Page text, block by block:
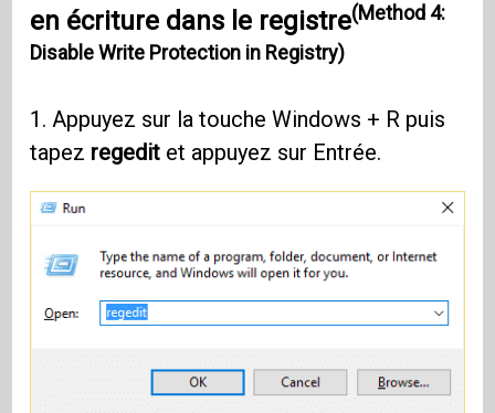
en écriture dans le registre(Method 4:
Disable Write Protection in Registry)
1. Appuyez sur la touche Windows + R puis
tapez regedit et appuyez sur Entrée.